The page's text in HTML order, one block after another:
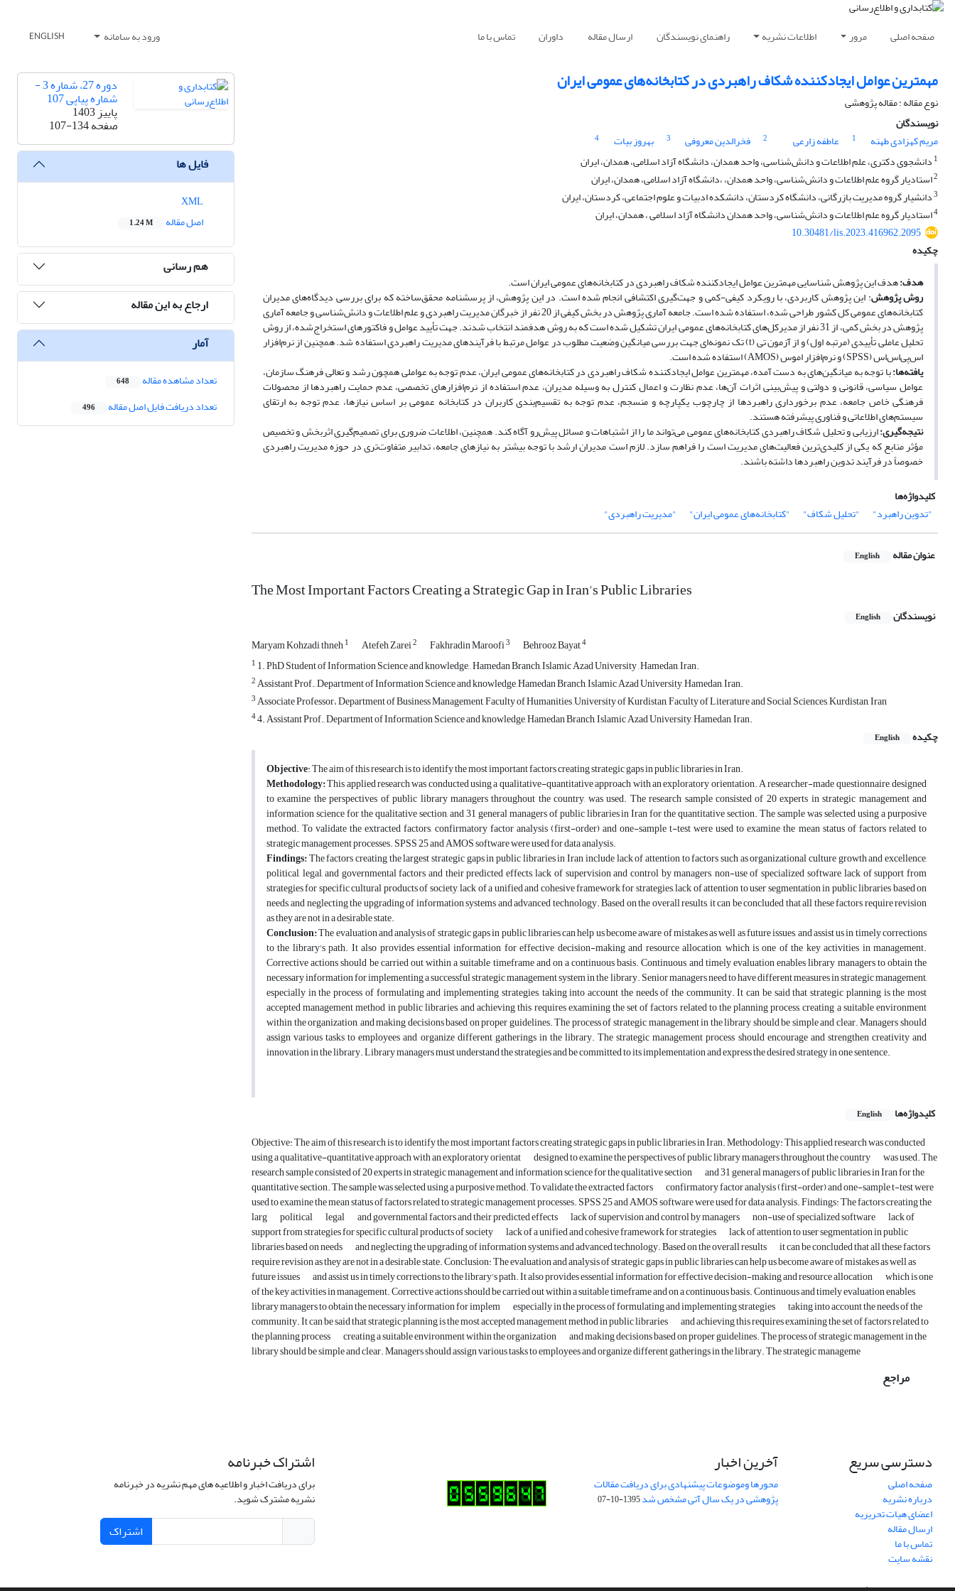
صفحه اصلی مرور اطلاعات نشریه راهنمای نویسندگان ارسال مقاله داوران تماس با ما ورود به سامانه ENGLISH
مهمترین عوامل ایجاد‌کننده‌ شکاف راهبردی در کتابخانه‌های عمومی ایران
نوع مقاله : مقاله پژوهشی
نویسندگان
مریم کهزادی طهنه
1 عاطفه زارعی 2 فخرالدین معروفی 3 بهروز بیات
4
1 دانشجوی دکتری، علم اطلاعات و دانش‌شناسی، واحد همدان، دانشگاه آزاد اسلامی، همدان، ایران
2استادیار گروه علم اطلاعات و دانش‌شناسی، واحد همدان، ،دانشگاه آزاد اسلامی، همدان، ایران
3دانشیار گروه مدیریت بازرگانی، دانشگاه کردستان، دانشکده ادبیات و علوم اجتماعی، کردستان، ایران
4استادیار گروه علم اطلاعات و دانش‌شناسی، واحد همدان دانشگاه آزاد اسلامی ، همدان، ایران
10.30481/lis.2023.416962.2095
چکیده
هدف:هدف این پژوهش شناسایی مهمترین عوامل ایجاد‌کننده‌ شکاف راهبردی در کتابخانه‌های عمومی ایران است.
روش پژوهش: این پژوهش کاربردی، با رویکرد کیفی-کمی و جهت‌گیری اکتشافی انجام شده است. در این پژوهش، از پرسشنامه‌ محقق‌ساخته که برای بررسی دیدگاه‌های مدیران
کتابخانه‌های عمومی کل کشور طراحی شده، استفاده شده است. جامعه‌ آماری پژوهش در بخش کیفی از 20 نفر از خبرگان مدیریت راهبردی و علم اطلاعات و دانش‌شناسی و جامعه‌ آماری
پژوهش در بخش کمی، از 31 نفر از مدیرکل‌های کتابخانه‌های عمومی ایران تشکیل شده است که به روش هدفمند انتخاب شدند. جهت تأیید عوامل و فاکتورهای استخراج‌شده، از روش
تحلیل عاملی تأییدی (مرتبه‌ اول) و از آزمون تی (t) تک‌ نمونه‌ای جهت بررسی میانگین وضعیت مطلوب در عوامل مرتبط با فرآیندهای مدیریت راهبردی استفاده شد. همچنین از نرم‌افزار
اس‌پی‌اس‌اس (SPSS) و نرم‌افزار اموس (AMOS) استفاده شده است.
یافته‌ها:با توجه به میانگین‌های به دست آمده، مهمترین عوامل ایجاد‌کننده‌ شکاف راهبردی در کتابخانه‌های عمومی ایران، عدم توجه به عواملی همچون رشد و تعالی فرهنگ سازمان،
عوامل سیاسی، قانونی و دولتی و پیش‌بینی اثرات آن‌ها، عدم نظارت و اعمال کنترل به وسیله مدیران، عدم استفاده از نرم‌افزارهای تخصصی، عدم حمایت راهبردها از محصولات
فرهنگی خاص جامعه، عدم برخورداری راهبردها از چارچوب یکپارچه و منسجم، عدم توجه به تقسیم‌بندی کاربران در کتابخانه‌ عمومی بر اساس نیازها، عدم توجه به ارتقای
سیستم‌های اطلاعاتی و فناوری پیشرفته هستند.
نتیجه‌گیری:ارزیابی و تحلیل شکاف راهبردی کتابخانه‌های عمومی می‌تواند ما را از اشتباهات و مسائل پیش‌رو آگاه کند. همچنین، اطلاعات ضروری برای تصمیم‌گیری اثربخش و تخصیص
مؤثر منابع که یکی از کلیدی‌ترین فعالیت‌های مدیریت است را فراهم سازد. لازم است مدیران ارشد با توجه بیشتر به نیازهای جامعه، تدابیر متفاوت‌تری در حوزه‌ مدیریت راهبردی
خصوصاً در فرآیند تدوین راهبردها داشته باشند.
کلیدواژه‌ها
"تدوین راهبرد"
"تحلیل شکاف" "کتابخانه‌های عمومی ایران" "مدیریت راهبردی"
عنوان مقاله English
The Most Important Factors Creating a Strategic Gap in Iran's Public Libraries
نویسندگان English
Maryam Kohzadi thneh1 Atefeh Zarei2 Fakhradin Maroofi3 Behrooz Bayat4
1 1. PhD Student of Information Science and knowledge, , Hamedan Branch, Islamic Azad University , Hamedan, Iran.
2Assistant Prof., Department of Information Science and knowledge, Hamedan Branch, Islamic Azad University, Hamedan, Iran.
3Associate Professor، Department of Business Management, Faculty of Humanities ,University of Kurdistan, Faculty of Literature and Social Sciences, Kurdistan, Iran
44. Assistant Prof., Department of Information Science and knowledge, Hamedan Branch, Islamic Azad University, Hamedan, Iran.
چکیده
English
Objective:The aim of this research is to identify the most important factors creating strategic gaps in public libraries in Iran.
Methodology:This applied research was conducted using a qualitative-quantitative approach with an exploratory orientation. A researcher-made questionnaire, designed
to examine the perspectives of public library managers throughout the country, was used. The research sample consisted of 20 experts in strategic management and
information science for the qualitative section, and 31 general managers of public libraries in Iran for the quantitative section. The sample was selected using a purposive
method. To validate the extracted factors, confirmatory factor analysis (first-order) and one-sample t-test were used to examine the mean status of factors related to
strategic management processes. SPSS 25 and AMOS software were used for data analysis.
Findings:The factors creating the largest strategic gaps in public libraries in Iran include lack of attention to factors such as organizational culture growth and excellence,
political, legal, and governmental factors and their predicted effects, lack of supervision and control by managers, non-use of specialized software, lack of support from
strategies for specific cultural products of society, lack of a unified and cohesive framework for strategies, lack of attention to user segmentation in public libraries based on
needs, and neglecting the upgrading of information systems and advanced technology. Based on the overall results, it can be concluded that all these factors require revision
as they are not in a desirable state.
Conclusion:The evaluation and analysis of strategic gaps in public libraries can help us become aware of mistakes as well as future issues, and assist us in timely corrections
to the library's path. It also provides essential information for effective decision-making and resource allocation, which is one of the key activities in management.
Corrective actions should be carried out within a suitable timeframe and on a continuous basis. Continuous and timely evaluation enables library managers to obtain the
necessary information for implementing a successful strategic management system in the library. Senior managers need to have different measures in strategic management,
especially in the process of formulating and implementing strategies, taking into account the needs of the community. It can be said that strategic planning is the most
accepted management method in public libraries, and achieving this requires examining the set of factors related to the planning process, creating a suitable environment
within the organization, and making decisions based on proper guidelines. The process of strategic management in the library should be simple and clear. Managers should
assign various tasks to employees and organize different gatherings in the library. The strategic management process should encourage and strengthen creativity and
innovation in the library. Library managers must understand the strategies and be committed to its implementation and express the desired strategy in one sentence.
کلیدواژه‌ها English
Objective: The aim of this research is to identify the most important factors creating strategic gaps in public libraries in Iran. Methodology: This applied research was conducted
using a qualitative-quantitative approach with an exploratory orientat designed to examine the perspectives of public library managers throughout the country was used. The
research sample consisted of 20 experts in strategic management and information science for the qualitative section and 31 general managers of public libraries in Iran for the
quantitative section. The sample was selected using a purposive method. To validate the extracted factors confirmatory factor analysis (first-order) and one-sample t-test were
used to examine the mean status of factors related to strategic management processes. SPSS 25 and AMOS software were used for data analysis. Findings: The factors creating the
larg political legal and governmental factors and their predicted effects lack of supervision and control by managers non-use of specialized software lack of
support from strategies for specific cultural products of society lack of a unified and cohesive framework for strategies lack of attention to user segmentation in public
libraries based on needs and neglecting the upgrading of information systems and advanced technology. Based on the overall results it can be concluded that all these factors
require revision as they are not in a desirable state. Conclusion: The evaluation and analysis of strategic gaps in public libraries can help us become aware of mistakes as well as
future issues and assist us in timely corrections to the library's path. It also provides essential information for effective decision-making and resource allocation which is one
of the key activities in management. Corrective actions should be carried out within a suitable timeframe and on a continuous basis. Continuous and timely evaluation enables
library managers to obtain the necessary information for implem especially in the process of formulating and implementing strategies taking into account the needs of the
community. It can be said that strategic planning is the most accepted management method in public libraries and achieving this requires examining the set of factors related to
the planning process creating a suitable environment within the organization and making decisions based on proper guidelines. The process of strategic management in the
library should be simple and clear. Managers should assign various tasks to employees and organize different gatherings in the library. The strategic manageme
مراجع
دوره 27، شماره 3 -
شماره پیاپی 107
پاییز 1403
صفحه107-134
فایل ها
اصل مقاله
1.24 M
هم رسانی
ارجاع به این مقاله
آمار
تعداد مشاهده مقاله 648
تعداد دریافت فایل اصل مقاله 496
دسترسی سریع
صفحه اصلی
درباره نشریه
اعضای هیات تحریریه
ارسال مقاله
تماس با ما
نقشه سایت
آخرین اخبار
محورها وموضوعات پیشنهادی برای دریافت مقالات
پژوهشی در یک سال آتی مشخص شد1395-10-07
اشتراک خبرنامه
برای دریافت اخبار و اطلاعیه های مهم نشریه در خبرنامه
نشریه مشترک شوید.
اشتراک